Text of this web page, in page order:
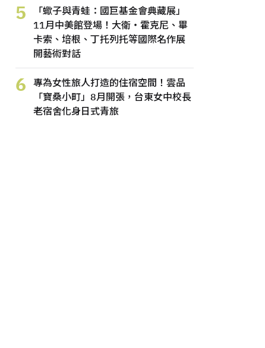
5
「蠍子與青蛙：國巨基金會典藏展」
11月中美館登場！大衛・霍克尼、畢
卡索、培根、丁托列托等國際名作展
開藝術對話
6
專為女性旅人打造的住宿空間！雲品
「寶桑小町」8月開張，台東女中校長
老宿舍化身日式青旅